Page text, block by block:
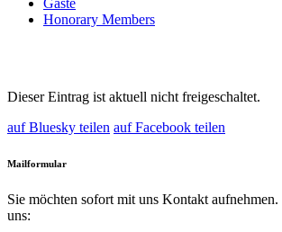
Gäste
Honorary Members
Dieser Eintrag ist aktuell nicht freigeschaltet.
auf Bluesky teilen auf Facebook teilen
Mailformular
Sie möchten sofort mit uns Kontakt
uns: